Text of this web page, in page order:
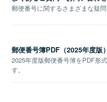
郵便番号に関するさまざまな疑問
郵便番号簿PDF（2025年度版）
2025年度版郵便番号簿をPDF形
す。